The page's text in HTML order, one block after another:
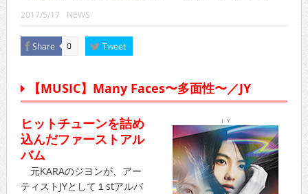
CINEMA×STYLE 287号
CINEMA×STYLE 285号
CINEMA×STYLE 294号
2017/5/17 NEWS
Share 0 Tweet
【MUSIC】Many Faces〜多面性〜／JY
ヒットチューンを詰め
込んだファーストアル
バム
元KARAのジヨンが、アー
ティストJYとして１stアルバ